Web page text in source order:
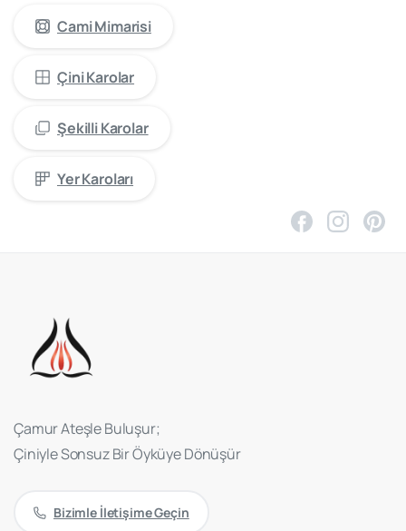
Cami Mimarisi
Çini Karolar
Şekilli Karolar
Yer Karoları
Çamur Ateşle Buluşur;
Çiniyle Sonsuz Bir Öyküye Dönüşür
Bizimle İletişime Geçin